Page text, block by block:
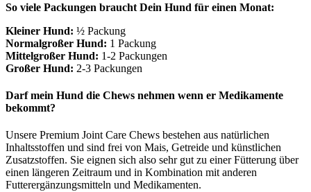
So viele Packungen braucht Dein Hund für einen Monat:
Kleiner Hund: ½ Packung
Normalgroßer Hund: 1 Packung
Mittelgroßer Hund: 1-2 Packungen
Großer Hund: 2-3 Packungen
Darf mein Hund die Chews nehmen wenn er Medikamente
bekommt?
Unsere Premium Joint Care Chews bestehen aus natürlichen
Inhaltsstoffen und sind frei von Mais, Getreide und künstlichen
Zusatzstoffen. Sie eignen sich also sehr gut zu einer Fütterung über
einen längeren Zeitraum und in Kombination mit anderen
Futterergänzungsmitteln und Medikamenten.